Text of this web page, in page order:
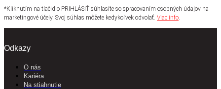
*Kliknutím na tlačidlo PRIHLÁSIŤ súhlasíte so spracovaním osobných údajov na
marketingové účely. Svoj súhlas môžete kedykoľvek odvolať. Viac info.
Odkazy
O nás
Kariéra
Na stiahnutie